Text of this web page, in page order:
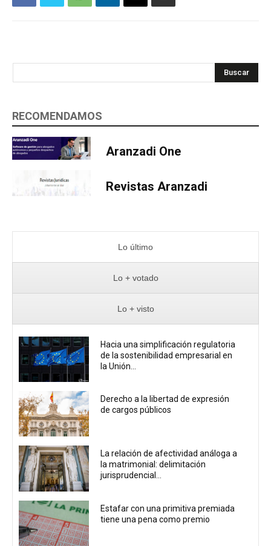
Buscar
RECOMENDAMOS
Aranzadi One
Revistas Aranzadi
Lo último
Lo + votado
Lo + visto
Hacia una simplificación regulatoria
de la sostenibilidad empresarial en
la Unión...
Derecho a la libertad de expresión
de cargos públicos
La relación de afectividad análoga a
la matrimonial: delimitación
jurisprudencial...
Estafar con una primitiva premiada
tiene una pena como premio